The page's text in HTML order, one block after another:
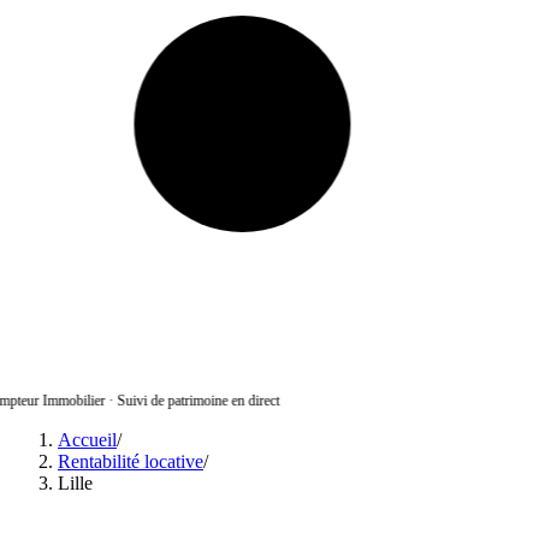
Immobilier·Suivi de patrimoine en direct
Accueil/
Rentabilité locative/
Lille